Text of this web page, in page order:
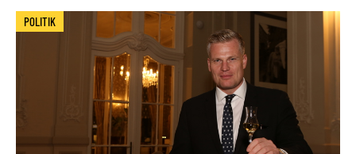
POLITIK